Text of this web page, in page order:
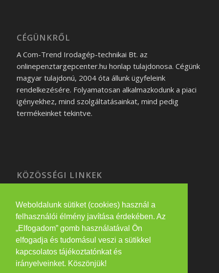
Weboldalunk sütiket (cookies) használ a
felhasználói élmény javítása érdekében. Az
„Elfogadom” gomb használatával Ön
elfogadja és tudomásul veszi a sütikkel
kapcsolatos tájékoztatónkat és
irányelveinket. Köszönjük!
CÉGÜNKRŐL
A Com-Trend Irodagép-technikai Bt. az
onlinepenztargepcenter.hu honlap tulajdonosa. Cégünk
magyar tulajdonú, 2004 óta állunk ügyfeleink
rendelkezésére. Folyamatosan alkalmazkodunk a piaci
igényekhez, mind szolgáltatásainkat, mind pedig
termékeinket tekintve.
KÖZÖSSÉGI LINKEK
PARTNEREINK
eatwithme.hu